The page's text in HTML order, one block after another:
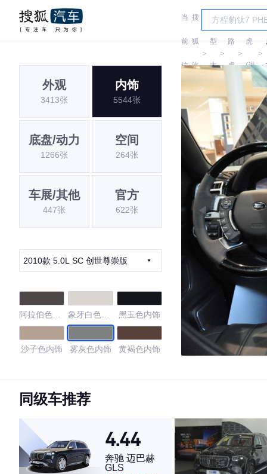
当
前
位
置:
搜
狐
汽
车
＞
车
型
大
＞
路
虎
＞
路
虎
(进
口)
＞
外观
3413张
内饰
5544张
底盘/动力
1266张
空间
264张
车展/其他
447张
官方
622张
2010款 5.0L SC 创世尊崇版
阿拉伯色内
象牙白色内
饰
黑玉色内饰
沙子色内饰 雾灰色内饰 黄褐色内饰
饰
黑檀木/象牙
白
咖啡色/杏色 黑檀木/黄褐
色
黑檀木/甘椒
红
同级车推荐
4.44
奔驰 迈巴赫
GLS